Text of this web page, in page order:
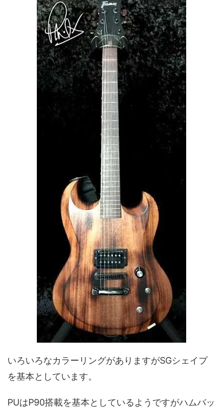
いろいろなカラーリングがありますがSGシェイプ
を基本としています。
PUはP90搭載を基本としているようですがハムバッ